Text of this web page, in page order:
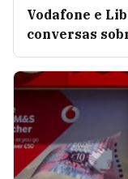
Vodafone e
conversas